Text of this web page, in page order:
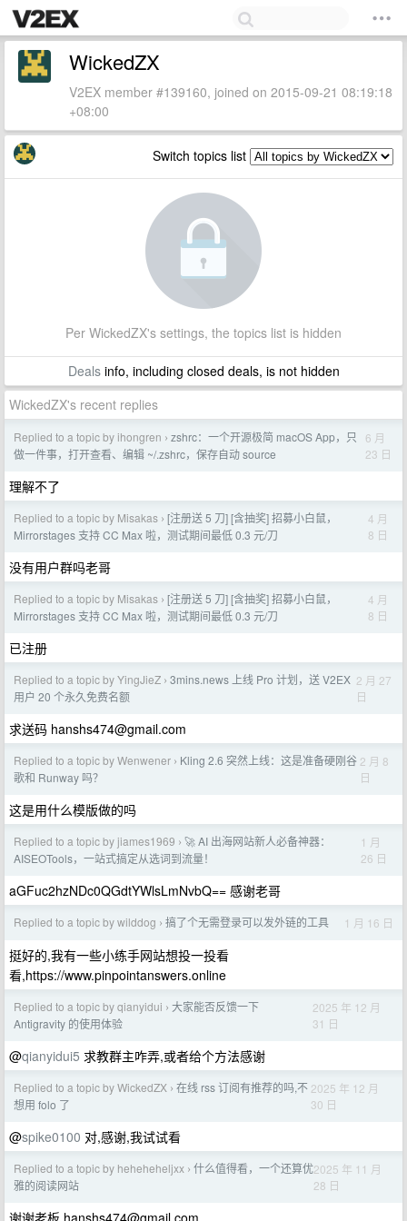
WickedZX
V2EX member #139160, joined on 2015-09-21 08:19:18
+08:00
Switch topics list
Per WickedZX's settings, the topics list is hidden
Dealsinfo, including closed deals, is not hidden
WickedZX's recent replies
Replied to a topic by ihongren › zshrc：一个开源极简 macOS App，只
做一件事，打开查看、编辑 ~/.zshrc，保存自动 source
6 月
23 日
理解不了
Replied to a topic by Misakas › [注册送 5 刀] [含抽奖] 招募小白鼠，
Mirrorstages 支持 CC Max 啦，测试期间最低 0.3 元/刀
4 月
8 日
没有用户群吗老哥
Replied to a topic by Misakas › [注册送 5 刀] [含抽奖] 招募小白鼠，
Mirrorstages 支持 CC Max 啦，测试期间最低 0.3 元/刀
4 月
8 日
已注册
Replied to a topic by YingJieZ › 3mins.news 上线 Pro 计划，送 V2EX
用户 20 个永久免费名额
2 月 27
日
求送码 hanshs474@gmail.com
Replied to a topic by Wenwener › Kling 2.6 突然上线：这是准备硬刚谷
歌和 Runway 吗？
2 月 8
日
这是用什么模版做的吗
Replied to a topic by jiames1969 › 🚀 AI 出海网站新人必备神器：
AISEOTools，一站式搞定从选词到流量！
1 月
26 日
aGFuc2hzNDc0QGdtYWlsLmNvbQ== 感谢老哥
Replied to a topic by wilddog › 搞了个无需登录可以发外链的工具 1 月 16 日
挺好的,我有一些小练手网站想投一投看
看,https://www.pinpointanswers.online
Replied to a topic by qianyidui › 大家能否反馈一下
Antigravity 的使用体验
2025 年 12 月
31 日
@qianyidui5 求教群主咋弄,或者给个方法感谢
Replied to a topic by WickedZX › 在线 rss 订阅有推荐的吗,不
想用 folo 了
2025 年 12 月
30 日
@spike0100 对,感谢,我试试看
Replied to a topic by heheheheljxx › 什么值得看，一个还算优
雅的阅读网站
2025 年 11 月
28 日
谢谢老板 hanshs474@gmail.com